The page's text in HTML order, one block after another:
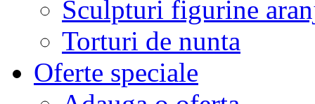
Sculpturi figurine
Torturi de nunta
Oferte speciale